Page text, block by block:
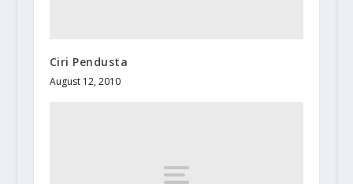
Ciri Pendusta
August 12, 2010